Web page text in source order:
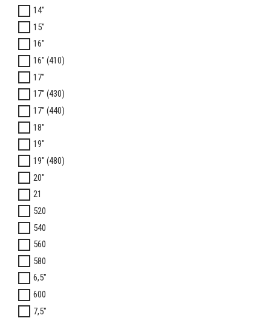
14"
15"
16"
16" (410)
17"
17" (430)
17" (440)
18"
19"
19" (480)
20"
21
520
540
560
580
6,5"
600
7,5"